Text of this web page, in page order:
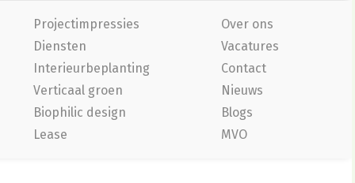
Projectimpressies
Diensten
Interieurbeplanting
Verticaal groen
Biophilic design
Lease
Over ons
Vacatures
Contact
Nieuws
Blogs
MVO